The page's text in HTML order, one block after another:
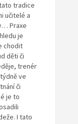
tradice
učitelé a
Praxe
je
chodit
děti či
trenér
ve
či
je to
I tato